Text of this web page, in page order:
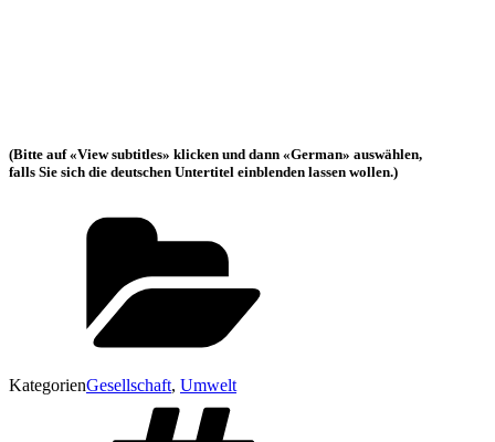
(Bitte auf «View subtitles» klicken und dann «German» auswählen,
falls Sie sich die deutschen Untertitel einblenden lassen wollen.)
KategorienGesellschaft, Umwelt